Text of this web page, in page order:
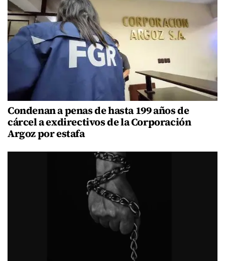
Condenan a penas de hasta 199 años de
cárcel a exdirectivos de la Corporación
Argoz por estafa